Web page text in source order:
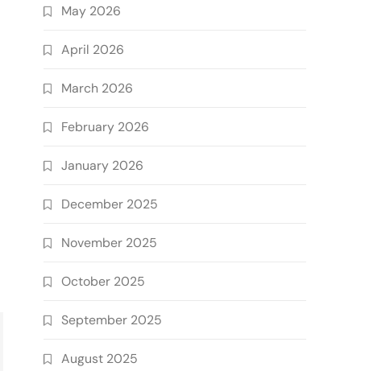
May 2026
April 2026
March 2026
February 2026
January 2026
December 2025
November 2025
October 2025
September 2025
August 2025